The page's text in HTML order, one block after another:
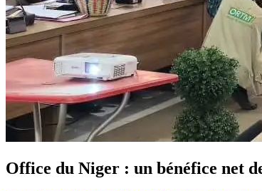
Office du Niger : un bénéfice net